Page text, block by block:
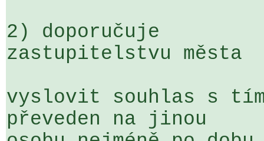
2) doporučuje
zastupitelstvu města
vyslovit souhlas s
převeden na jinou